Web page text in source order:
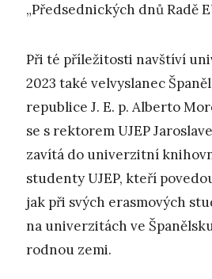
„Předsednických dnů Radě
Při té příležitosti navštíví
2023 také velvyslanec
republice J. E. p. Alberto
se s rektorem UJEP
zavítá do univerzitní
studenty UJEP, kteří
jak při svých erasmových
na univerzitách ve
rodnou zemi.